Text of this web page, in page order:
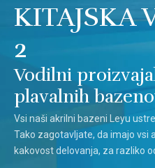
KITAJSKA
2
Vodilni
plavalnih
Vsi naši akrilni bazeni Leyu
Tako zagotavljate, da imajo vsi
kakovost delovanja, za razliko